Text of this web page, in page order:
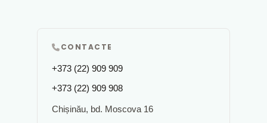
CONTACTE
+373 (22) 909 909
+373 (22) 909 908
Chișinău, bd. Moscova 16